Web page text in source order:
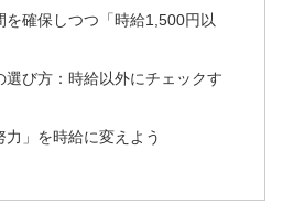
を確保しつつ「時給1,500円以
選び方：時給以外にチェックす
力」を時給に変えよう